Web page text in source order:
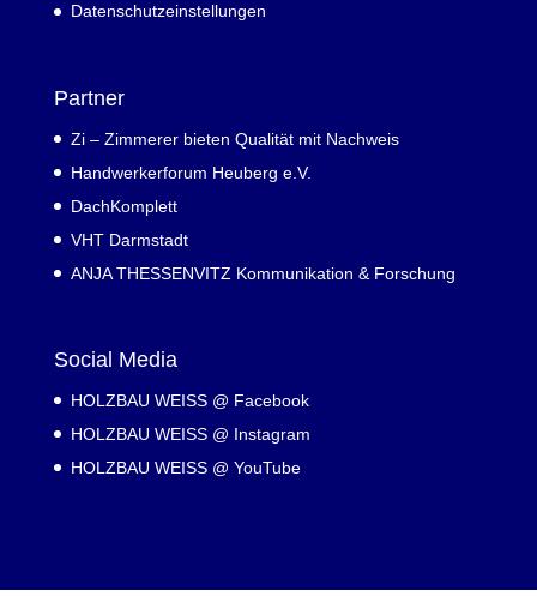
Datenschutzeinstellungen
Partner
Zi – Zimmerer bieten Qualität mit Nachweis
Handwerkerforum Heuberg e.V.
DachKomplett
VHT Darmstadt
ANJA THESSENVITZ Kommunikation & Forschung
Social Media
HOLZBAU WEISS @ Facebook
HOLZBAU WEISS @ Instagram
HOLZBAU WEISS @ YouTube